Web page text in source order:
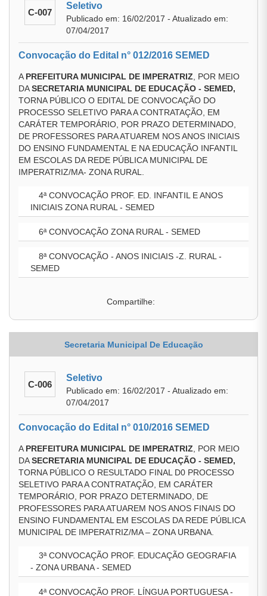
C-007
Seletivo
Publicado em: 16/02/2017 - Atualizado em:
07/04/2017
Convocação do Edital n° 012/2016 SEMED
A PREFEITURA MUNICIPAL DE IMPERATRIZ , POR MEIO
DASECRETARIA MUNICIPAL DE EDUCAÇÃO - SEMED,
TORNA PÚBLICO O EDITAL DE CONVOCAÇÃO DO
PROCESSO SELETIVO PARA A CONTRATAÇÃO, EM
CARÁTER TEMPORÁRIO, POR PRAZO DETERMINADO,
DE PROFESSORES PARA ATUAREM NOS ANOS INICIAIS
DO ENSINO FUNDAMENTAL E NA EDUCAÇÃO INFANTIL
EM ESCOLAS DA REDE PÚBLICA MUNICIPAL DE
IMPERATRIZ/MA- ZONA RURAL.
4ª CONVOCAÇÃO PROF. ED. INFANTIL E ANOS
INICIAIS ZONA RURAL - SEMED
6ª CONVOCAÇÃO ZONA RURAL - SEMED
8ª CONVOCAÇÃO - ANOS INICIAIS -Z. RURAL -
SEMED
Compartilhe:
Secretaria Municipal De Educação
C-006
Seletivo
Publicado em: 16/02/2017 - Atualizado em:
07/04/2017
Convocação do Edital n° 010/2016 SEMED
A PREFEITURA MUNICIPAL DE IMPERATRIZ , POR MEIO
DASECRETARIA MUNICIPAL DE EDUCAÇÃO - SEMED,
TORNA PÚBLICO O RESULTADO FINAL D0 PROCESSO
SELETIVO PARA A CONTRATAÇÃO, EM CARÁTER
TEMPORÁRIO, POR PRAZO DETERMINADO, DE
PROFESSORES PARA ATUAREM NOS ANOS FINAIS DO
ENSINO FUNDAMENTAL EM ESCOLAS DA REDE PÚBLICA
MUNICIPAL DE IMPERATRIZ/MA – ZONA URBANA.
3ª CONVOCAÇÃO PROF. EDUCAÇÃO GEOGRAFIA
- ZONA URBANA - SEMED
4ª CONVOCAÇÃO PROF. LÍNGUA PORTUGUESA -